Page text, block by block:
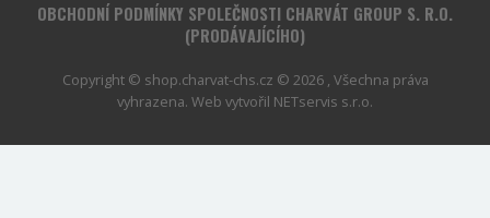
OBCHODNÍ PODMÍNKY SPOLEČNOSTI CHARVÁT GROUP S. R.O.
(PRODÁVAJÍCÍHO)
Copyright © shop.charvat-chs.cz © 2026 , Všechna práva
vyhrazena. Web vytvořil NETservis s.r.o.